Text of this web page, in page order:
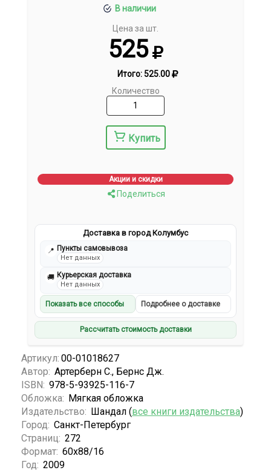
В наличии
Цена за шт.
525
Итого:525.00
Количество
Купить
Акции и скидки
Поделиться
Доставка в город Колумбус
📍 Пункты самовывоза
Нет данных
🚚 Курьерская доставка
Нет данных
Показать все способы Подробнее о доставке
Рассчитать стоимость доставки
Артикул: 00-01018627
Автор: Артерберн С., Бернс Дж.
ISBN: 978-5-93925-116-7
Обложка: Мягкая обложка
Издательство: Шандал (все книги издательства)
Город: Санкт-Петербург
Страниц: 272
Формат: 60х88/16
Год: 2009